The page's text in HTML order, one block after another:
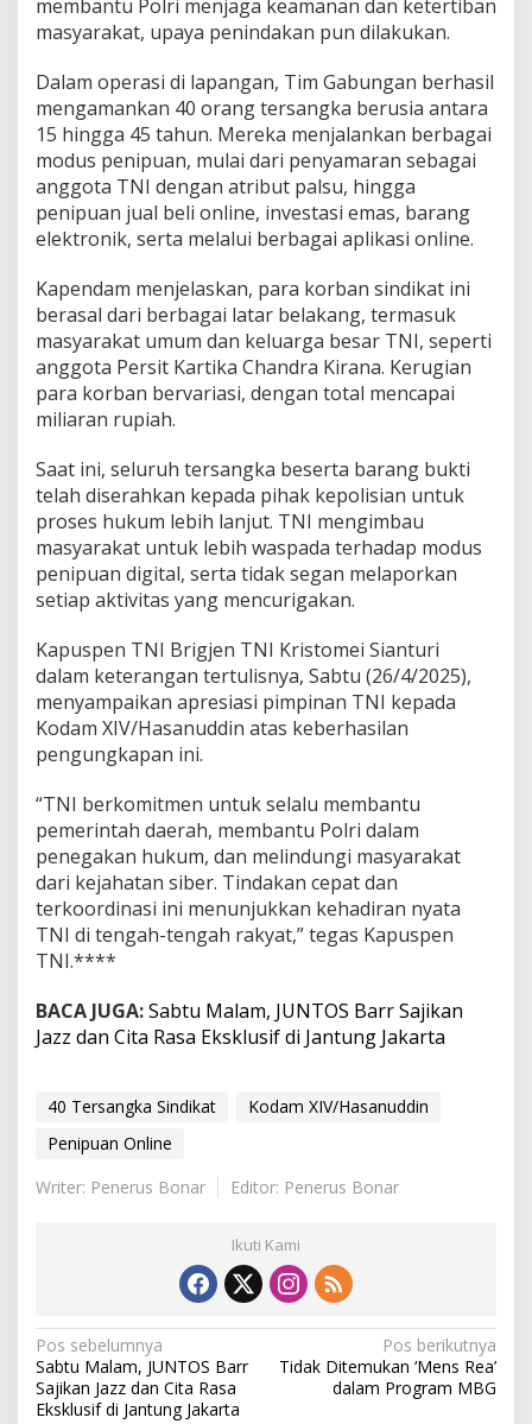
membantu Polri menjaga keamanan dan ketertiban
masyarakat, upaya penindakan pun dilakukan.
Dalam operasi di lapangan, Tim Gabungan berhasil
mengamankan 40 orang tersangka berusia antara
15 hingga 45 tahun. Mereka menjalankan berbagai
modus penipuan, mulai dari penyamaran sebagai
anggota TNI dengan atribut palsu, hingga
penipuan jual beli online, investasi emas, barang
elektronik, serta melalui berbagai aplikasi online.
Kapendam menjelaskan, para korban sindikat ini
berasal dari berbagai latar belakang, termasuk
masyarakat umum dan keluarga besar TNI, seperti
anggota Persit Kartika Chandra Kirana. Kerugian
para korban bervariasi, dengan total mencapai
miliaran rupiah.
Saat ini, seluruh tersangka beserta barang bukti
telah diserahkan kepada pihak kepolisian untuk
proses hukum lebih lanjut. TNI mengimbau
masyarakat untuk lebih waspada terhadap modus
penipuan digital, serta tidak segan melaporkan
setiap aktivitas yang mencurigakan.
Kapuspen TNI Brigjen TNI Kristomei Sianturi
dalam keterangan tertulisnya, Sabtu (26/4/2025),
menyampaikan apresiasi pimpinan TNI kepada
Kodam XIV/Hasanuddin atas keberhasilan
pengungkapan ini.
“TNI berkomitmen untuk selalu membantu
pemerintah daerah, membantu Polri dalam
penegakan hukum, dan melindungi masyarakat
dari kejahatan siber. Tindakan cepat dan
terkoordinasi ini menunjukkan kehadiran nyata
TNI di tengah-tengah rakyat,” tegas Kapuspen
TNI.****
BACA JUGA:Sabtu Malam, JUNTOS Barr Sajikan
Jazz dan Cita Rasa Eksklusif di Jantung Jakarta
40 Tersangka Sindikat
Kodam XIV/Hasanuddin
Penipuan Online
Writer: Penerus Bonar
Editor: Penerus Bonar
Ikuti Kami
N
a
Pos sebelumnya
Sabtu Malam, JUNTOS Barr
Sajikan Jazz dan Cita Rasa
Eksklusif di Jantung Jakarta
Pos berikutnya
Tidak Ditemukan ‘Mens Rea’
dalam Program MBG